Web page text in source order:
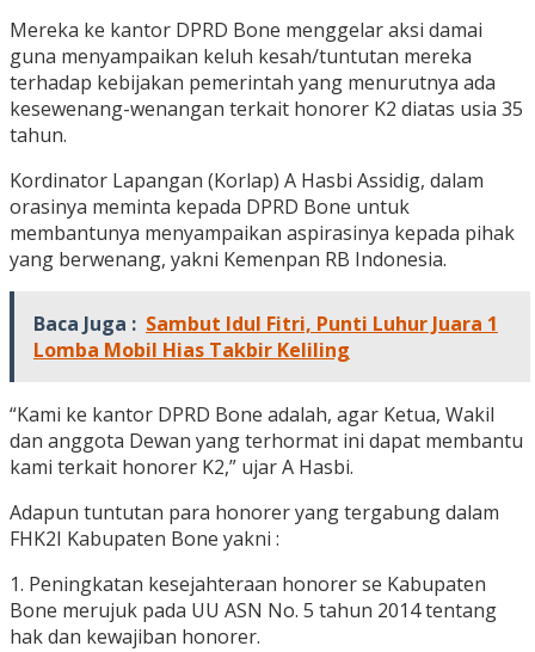
Mereka ke kantor DPRD Bone menggelar aksi damai
guna menyampaikan keluh kesah/tuntutan mereka
terhadap kebijakan pemerintah yang menurutnya ada
kesewenang-wenangan terkait honorer K2 diatas usia 35
tahun.
Kordinator Lapangan (Korlap) A Hasbi Assidig, dalam
orasinya meminta kepada DPRD Bone untuk
membantunya menyampaikan aspirasinya kepada pihak
yang berwenang, yakni Kemenpan RB Indonesia.
Baca Juga : Sambut Idul Fitri, Punti Luhur Juara 1
Lomba Mobil Hias Takbir Keliling
“Kami ke kantor DPRD Bone adalah, agar Ketua, Wakil
dan anggota Dewan yang terhormat ini dapat membantu
kami terkait honorer K2,” ujar A Hasbi.
Adapun tuntutan para honorer yang tergabung dalam
FHK2I Kabupaten Bone yakni :
1. Peningkatan kesejahteraan honorer se Kabupaten
Bone merujuk pada UU ASN No. 5 tahun 2014 tentang
hak dan kewajiban honorer.